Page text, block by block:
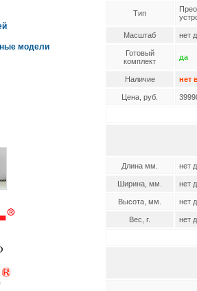
модели
Тип
Масштаб нет
Готовый
комплект
да
Наличие нет
Цена, руб.
Длина мм. нет
Ширина, мм. нет
Высота, мм. нет
Вес, г. нет